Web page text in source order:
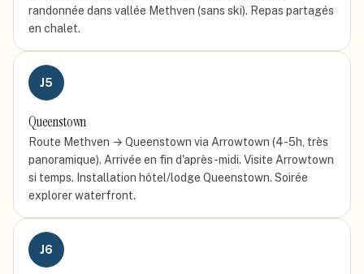
randonnée dans vallée Methven (sans ski). Repas partagés
en chalet.
J5
Queenstown
Route Methven → Queenstown via Arrowtown (4-5h, très
panoramique). Arrivée en fin d'après-midi. Visite Arrowtown
si temps. Installation hôtel/lodge Queenstown. Soirée
explorer waterfront.
J6